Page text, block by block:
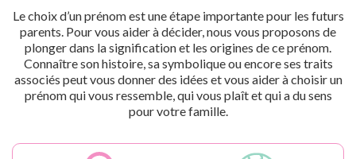
Le choix d’un prénom est une étape importante pour les futurs
parents. Pour vous aider à décider, nous vous proposons de
plonger dans la signification et les origines de ce prénom.
Connaître son histoire, sa symbolique ou encore ses traits
associés peut vous donner des idées et vous aider à choisir un
prénom qui vous ressemble, qui vous plaît et qui a du sens
pour votre famille.